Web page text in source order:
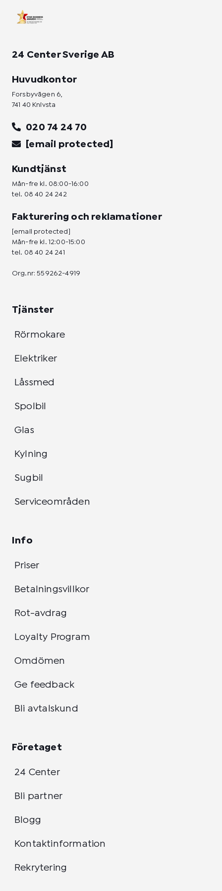
24 Center Sverige AB
Huvudkontor
Forsbyvägen 6,
741 40 Knivsta
020 74 24 70
[email protected]
Kundtjänst
Mån-fre kl. 08:00-16:00
tel. 08 40 24 242
Fakturering och reklamationer
[email protected]
Mån-fre kl. 12:00-15:00
tel. 08 40 24 241
Org.nr: 559262-4919
Tjänster
Rörmokare
Elektriker
Låssmed
Spolbil
Glas
Kylning
Sugbil
Serviceområden
Info
Priser
Betalningsvillkor
Rot-avdrag
Loyalty Program
Omdömen
Ge feedback
Bli avtalskund
Företaget
24 Center
Bli partner
Blogg
Kontaktinformation
Rekrytering